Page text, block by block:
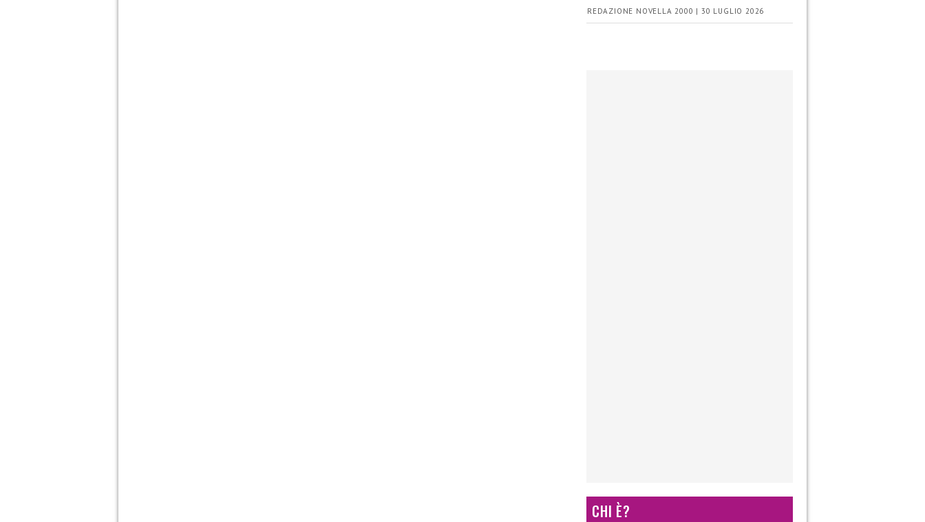
REDAZIONE NOVELLA 2000 | 30 LUGLIO 2026
CHI È?